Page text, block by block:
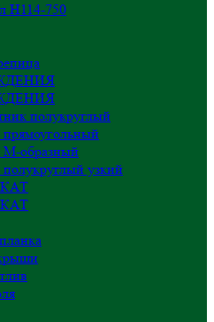
Н114-750
полукруглый
М-образный
узкий